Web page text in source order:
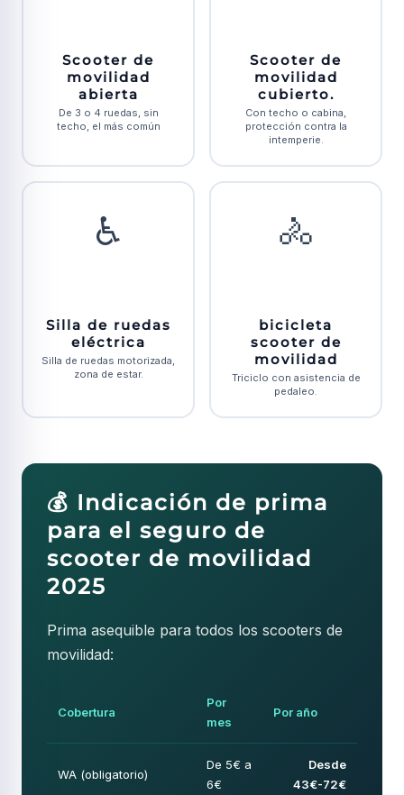
Scooter de
movilidad
abierta
De 3 o 4 ruedas, sin
techo, el más común
Scooter de
movilidad
cubierto.
Con techo o cabina,
protección contra la
intemperie.
♿
Silla de ruedas
eléctrica
Silla de ruedas motorizada,
zona de estar.
🚴
bicicleta
scooter de
movilidad
Triciclo con asistencia de
pedaleo.
💰 Indicación de prima
para el seguro de
scooter de movilidad
2025
Prima asequible para todos los scooters de
movilidad:
Cobertura
Por
mes
Por año
WA (obligatorio)
De 5€ a
6€
Desde
43€-72€